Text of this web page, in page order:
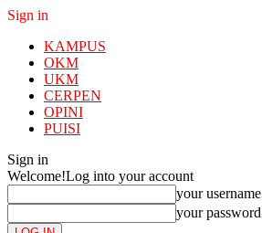
Sign in
KAMPUS
OKM
UKM
CERPEN
OPINI
PUISI
Sign in
Welcome!Log into your account
your username
your password